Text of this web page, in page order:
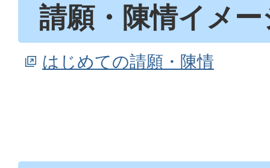
請願・陳情イメ
はじめての請願・陳情